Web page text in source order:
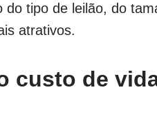
do tipo de leilão, do
atrativos.
custo de